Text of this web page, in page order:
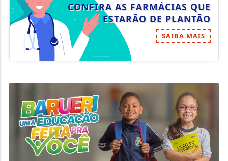
CONFIRA AS FARMÁCIAS QUE
ESTARÃO DE PLANTÃO
SAIBA MAIS